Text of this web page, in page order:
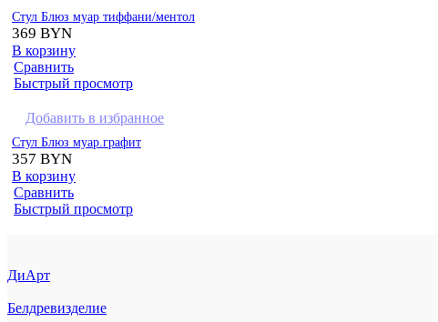
Стул Блюз муар тиффани/ментол
369 BYN
В корзину
Сравнить
Быстрый просмотр
Добавить в избранное
Стул Блюз муар.графит
357 BYN
В корзину
Сравнить
Быстрый просмотр
ДиАрт
Белдревизделие